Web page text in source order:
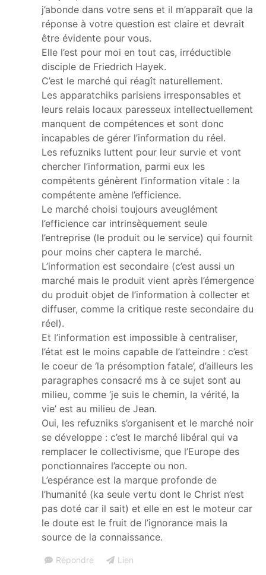
j’abonde dans votre sens et il m’apparaît que la
réponse à votre question est claire et devrait
être évidente pour vous.
Elle l’est pour moi en tout cas, irréductible
disciple de Friedrich Hayek.
C’est le marché qui réagît naturellement.
Les apparatchiks parisiens irresponsables et
leurs relais locaux paresseux intellectuellement
manquent de compétences et sont donc
incapables de gérer l’information du réel.
Les refuzniks luttent pour leur survie et vont
chercher l’information, parmi eux les
compétents génèrent l’information vitale : la
compétente amène l’efficience.
Le marché choisi toujours aveuglément
l’efficience car intrinsèquement seule
l’entreprise (le produit ou le service) qui fournit
pour moins cher captera le marché.
L’information est secondaire (c’est aussi un
marché mais le produit vient après l’émergence
du produit objet de l’information à collecter et
diffuser, comme la critique reste secondaire du
réel).
Et l’information est impossible à centraliser,
l’état est le moins capable de l’atteindre : c’est
le coeur de ‘la présomption fatale’, d’ailleurs les
paragraphes consacré ms à ce sujet sont au
milieu, comme ‘je suis le chemin, la vérité, la
vie’ est au milieu de Jean.
Oui, les refuzniks s’organisent et le marché noir
se développe : c’est le marché libéral qui va
remplacer le collectivisme, que l’Europe des
ponctionnaires l’accepte ou non.
L’espérance est la marque profonde de
l’humanité (ka seule vertu dont le Christ n’est
pas doté car il sait) et elle en est le moteur car
le doute est le fruit de l’ignorance mais la
source de la connaissance.
Répondre Lien